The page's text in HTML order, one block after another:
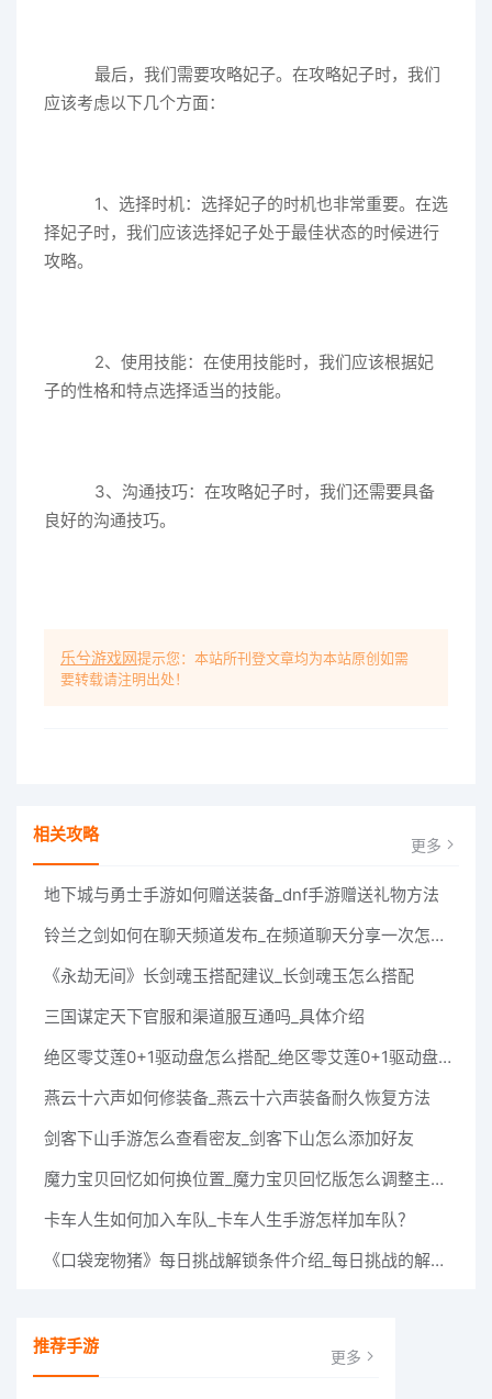
最后，我们需要攻略妃子。在攻略妃子时，我们
应该考虑以下几个方面：
1、选择时机：选择妃子的时机也非常重要。在选
择妃子时，我们应该选择妃子处于最佳状态的时候进行
攻略。
2、使用技能：在使用技能时，我们应该根据妃
子的性格和特点选择适当的技能。
3、沟通技巧：在攻略妃子时，我们还需要具备
良好的沟通技巧。
乐兮游戏网提示您：本站所刊登文章均为本站原创如需
要转载请注明出处！
相关攻略 更多
地下城与勇士手游如何赠送装备_dnf手游赠送礼物方法
铃兰之剑如何在聊天频道发布_在频道聊天分享一次怎么做
《永劫无间》长剑魂玉搭配建议_长剑魂玉怎么搭配
三国谋定天下官服和渠道服互通吗_具体介绍
绝区零艾莲0+1驱动盘怎么搭配_绝区零艾莲0+1驱动盘搭配攻略
燕云十六声如何修装备_燕云十六声装备耐久恢复方法
剑客下山手游怎么查看密友_剑客下山怎么添加好友
魔力宝贝回忆如何换位置_魔力宝贝回忆版怎么调整主角的前后排站位？
卡车人生如何加入车队_卡车人生手游怎样加车队？
《口袋宠物猪》每日挑战解锁条件介绍_每日挑战的解锁条件是什么
推荐手游 更多